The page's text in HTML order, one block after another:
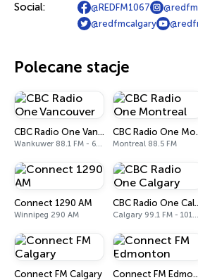
Social: @REDFM1067
@redfmcalgary
Polecane stacje
CBC Radio One Vancouver
Wankuwer 88.1 FM - 690 AM
CBC
Montreal 88.5 FM
Connect 1290 AM
Winnipeg 290 AM
CBC
Calgary 99.1 FM - 1010 AM
Connect FM Calgary Connect FM Edmonton